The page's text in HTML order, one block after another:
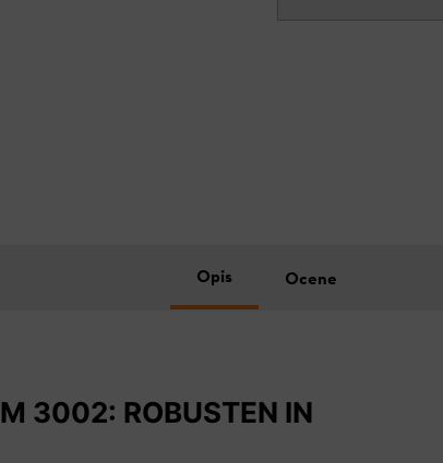
Opis Ocene
3002: ROBUSTEN IN